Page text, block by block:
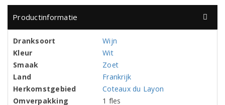
Productinformatie
Dranksoort
Wijn
Kleur
Wit
Smaak
Zoet
Land
Frankrijk
Herkomstgebied
Coteaux du Layon
Omverpakking
1 fles